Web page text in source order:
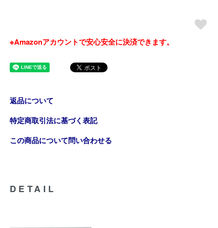
※Amazonアカウントで安心安全に決済できます。
返品について
特定商取引法に基づく表記
この商品について問い合わせる
DETAIL